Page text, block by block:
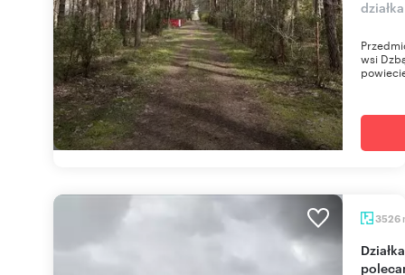
wsi
3526
Działka 3526 m² w Gnojnie, idealna pod dom -